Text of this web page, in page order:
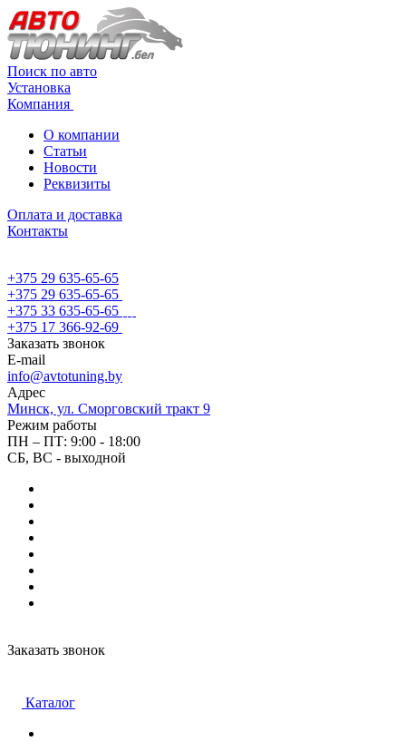
Поиск по авто
Установка
Компания
О компании
Статьи
Новости
Реквизиты
Оплата и доставка
Контакты
+375 29 635-65-65
+375 29 635-65-65
+375 33 635-65-65
+375 17 366-92-69
Заказать звонок
E-mail
info@avtotuning.by
Адрес
Минск, ул. Сморговский тракт 9
Режим работы
ПН – ПТ: 9:00 - 18:00
СБ, ВС - выходной
Заказать звонок
Каталог